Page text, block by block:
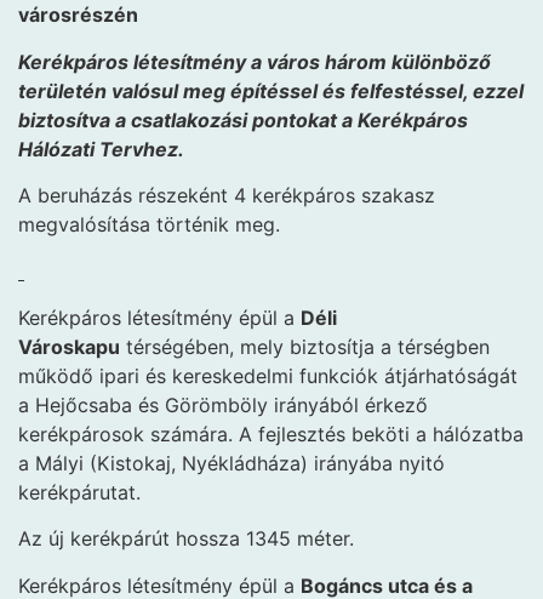
városrészén
Kerékpáros létesítmény a város három különböző
területén valósul meg építéssel és felfestéssel, ezzel
biztosítva a csatlakozási pontokat a Kerékpáros
Hálózati Tervhez.
A beruházás részeként 4 kerékpáros szakasz
megvalósítása történik meg.
Kerékpáros létesítmény épül a Déli
Városkapu térségében, mely biztosítja a térségben
működő ipari és kereskedelmi funkciók átjárhatóságát
a Hejőcsaba és Görömböly irányából érkező
kerékpárosok számára. A fejlesztés beköti a hálózatba
a Mályi (Kistokaj, Nyékládháza) irányába nyitó
kerékpárutat.
Az új kerékpárút hossza 1345 méter.
Kerékpáros létesítmény épül a Bogáncs utca és a